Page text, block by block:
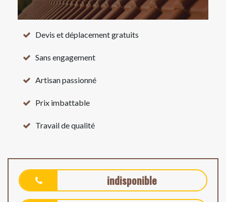
Devis et déplacement gratuits
Sans engagement
Artisan passionné
Prix imbattable
Travail de qualité
indisponible